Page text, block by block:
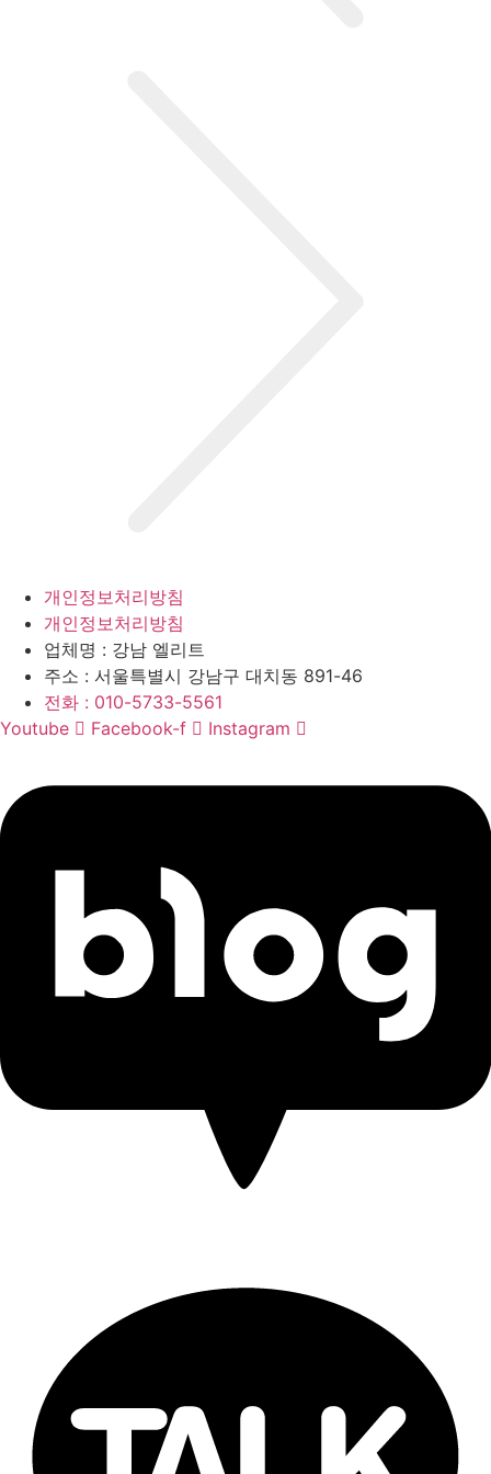
개인정보처리방침
개인정보처리방침
업체명 : 강남 엘리트
주소 : 서울특별시 강남구 대치동 891-46
전화 : 010-5733-5561
Youtube
Facebook-f Instagram